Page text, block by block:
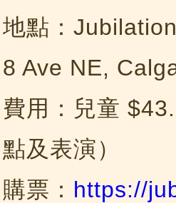
地點：
8 Ave NE,
費用：兒童
點及表演）
購票： https://